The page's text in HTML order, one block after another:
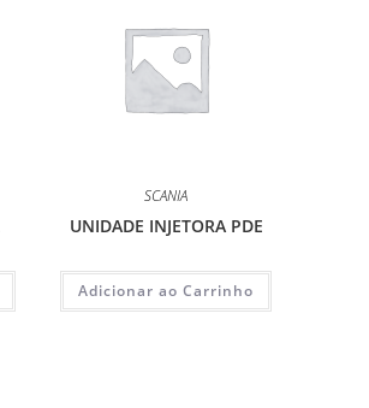
SCANIA
UNIDADE INJETORA PDE
Adicionar ao Carrinho